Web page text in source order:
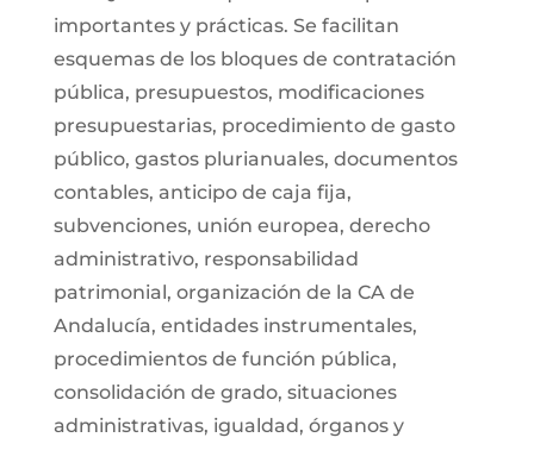
importantes y prácticas. Se facilitan
esquemas de los bloques de contratación
pública, presupuestos, modificaciones
presupuestarias, procedimiento de gasto
público, gastos plurianuales, documentos
contables, anticipo de caja fija,
subvenciones, unión europea, derecho
administrativo, responsabilidad
patrimonial, organización de la CA de
Andalucía, entidades instrumentales,
procedimientos de función pública,
consolidación de grado, situaciones
administrativas, igualdad, órganos y